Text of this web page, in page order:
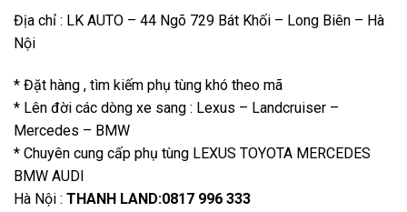
Địa chỉ : LK AUTO – 44 Ngõ 729 Bát Khối – Long Biên – Hà
Nội
* Đặt hàng , tìm kiếm phụ tùng khó theo mã
* Lên đời các dòng xe sang : Lexus – Landcruiser –
Mercedes – BMW
* Chuyên cung cấp phụ tùng LEXUS TOYOTA MERCEDES
BMW AUDI
Hà Nội : THANH LAND:0817 996 333